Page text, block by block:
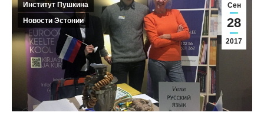
Сен
28
2017
Институт Пушкина
Новости Эстонии